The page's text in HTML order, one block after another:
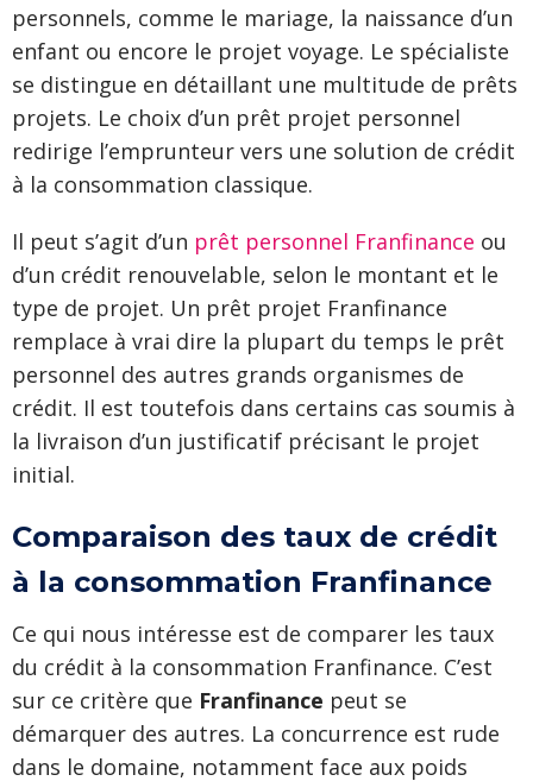
personnels, comme le mariage, la naissance d’un
enfant ou encore le projet voyage. Le spécialiste
se distingue en détaillant une multitude de prêts
projets. Le choix d’un prêt projet personnel
redirige l’emprunteur vers une solution de crédit
à la consommation classique.
Il peut s’agit d’un prêt personnel Franfinance ou
d’un crédit renouvelable, selon le montant et le
type de projet. Un prêt projet Franfinance
remplace à vrai dire la plupart du temps le prêt
personnel des autres grands organismes de
crédit. Il est toutefois dans certains cas soumis à
la livraison d’un justificatif précisant le projet
initial.
Comparaison des taux de crédit
à la consommation Franfinance
Ce qui nous intéresse est de comparer les taux
du crédit à la consommation Franfinance. C’est
sur ce critère que Franfinance peut se
démarquer des autres. La concurrence est rude
dans le domaine, notamment face aux poids